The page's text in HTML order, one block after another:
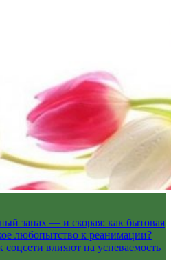
запах — и скорая: как бытовая
любопытство к реанимации?
влияют на успеваемость